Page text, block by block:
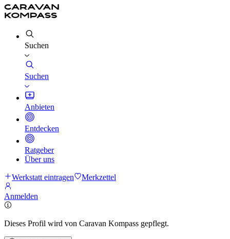
Suchen
Suchen
Anbieten
Entdecken
Ratgeber
Über uns
Werkstatt eintragen Merkzettel
Anmelden
Dieses Profil wird von Caravan Kompass gepflegt.